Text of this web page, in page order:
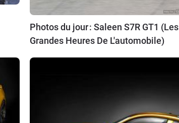
Photos du jour : Saleen S7R GT1 (Les
Grandes Heures De L'automobile)